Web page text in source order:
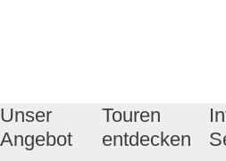
Unser
Angebot
Touren
entdecken